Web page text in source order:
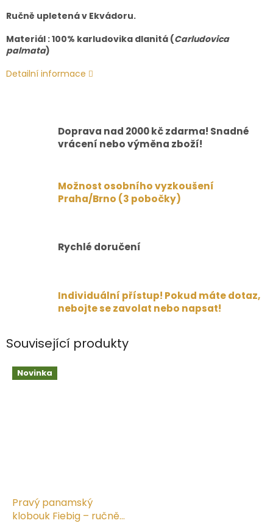
Ručně upletená v Ekvádoru.
Materiál : 100% karludovika dlanitá (Carludovica
palmata)
Detailní informace
Doprava nad 2000 kč zdarma! Snadné
vrácení nebo výměna zboží!
Možnost osobního vyzkoušení
Praha/Brno (3 pobočky)
Rychlé doručení
Individuální přístup! Pokud máte dotaz,
nebojte se zavolat nebo napsat!
Související produkty
Novinka
Pravý panamský
klobouk Fiebig – ručně